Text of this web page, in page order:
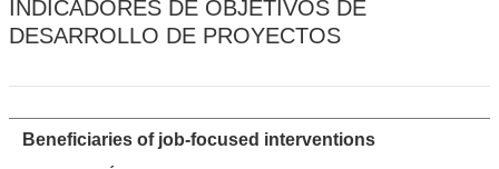
INDICADORES DE OBJETIVOS DE
DESARROLLO DE PROYECTOS
Beneficiaries of job-focused interventions